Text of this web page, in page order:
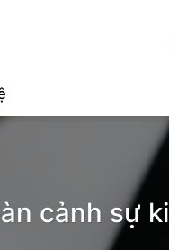
cảnh sự